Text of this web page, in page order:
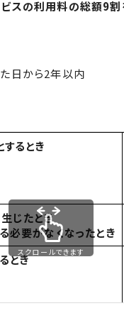
スの利用料の総額9割
日から2年以内
るとき
じたとき
必要がなくなったとき
とき
スクロールできます